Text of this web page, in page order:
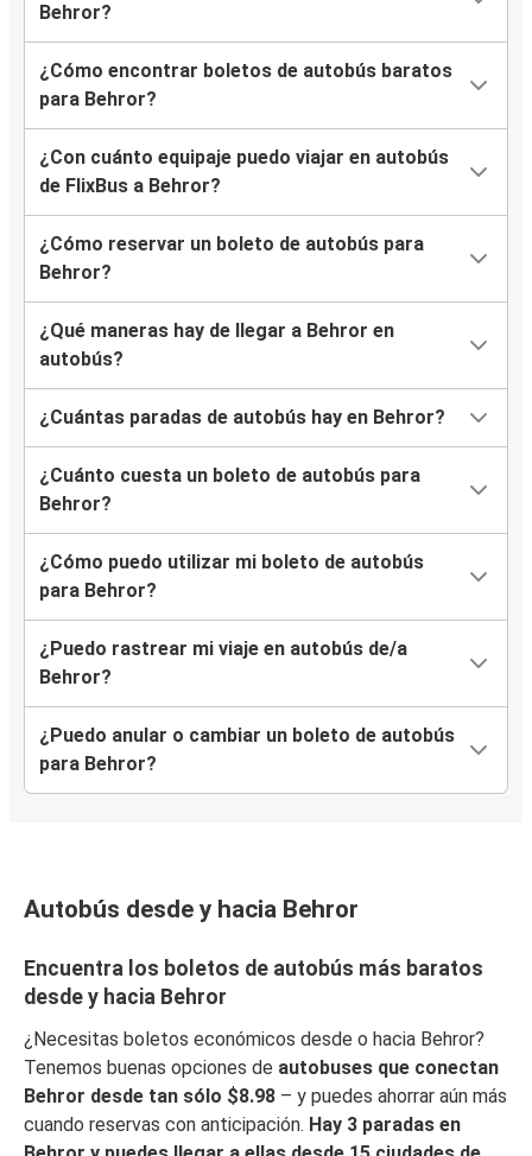
Behror?
¿Cómo encontrar boletos de autobús baratos
para Behror?
¿Con cuánto equipaje puedo viajar en autobús
de FlixBus a Behror?
¿Cómo reservar un boleto de autobús para
Behror?
¿Qué maneras hay de llegar a Behror en
autobús?
¿Cuántas paradas de autobús hay en Behror?
¿Cuánto cuesta un boleto de autobús para
Behror?
¿Cómo puedo utilizar mi boleto de autobús
para Behror?
¿Puedo rastrear mi viaje en autobús de/a
Behror?
¿Puedo anular o cambiar un boleto de autobús
para Behror?
Autobús desde y hacia Behror
Encuentra los boletos de autobús más baratos
desde y hacia Behror
¿Necesitas boletos económicos desde o hacia Behror?
Tenemos buenas opciones de autobuses que conectan
Behror desde tan sólo $8.98 – y puedes ahorrar aún más
cuando reservas con anticipación. Hay 3 paradas en